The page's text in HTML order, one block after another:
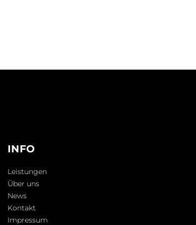
INFO
Leistungen
Über uns
News
Kontakt
Impressum